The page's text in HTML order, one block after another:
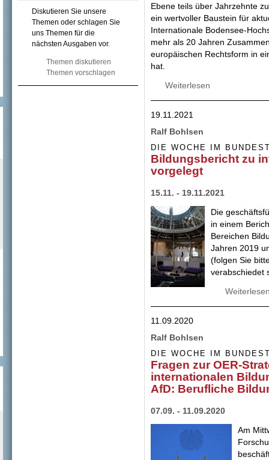
Diskutieren Sie unsere
Themen oder schlagen Sie
uns Themen für die
nächsten Ausgaben vor.
Themen diskutieren
Themen vorschlagen
Ebene teils über Jahrzehnte
ein wertvoller Baustein für
Internationale Bodensee-
mehr als 20 Jahren
europäischen Rechtsform in
hat.
Weiterlesen
19.11.2021
Ralf Bohlsen
DIE WOCHE IM
Bildungsbericht zu
vorgelegt
15.11. - 19.11.2021
Die
in einem
Bereichen
Jahren 2019
(folgen Sie
verabschiedet
11.09.2020
Ralf Bohlsen
DIE WOCHE IM
Fragen zur OER-
internationalen
AfD: Berufliche
07.09. - 11.09.2020
Am